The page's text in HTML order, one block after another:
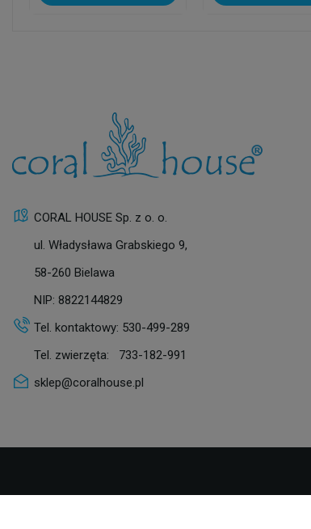
CORAL HOUSE Sp. z o. o.
ul. Władysława Grabskiego 9,
58-260 Bielawa
NIP: 8822144829
Tel. kontaktowy: 530-499-289
Tel. zwierzęta: 733-182-991
sklep@coralhouse.pl